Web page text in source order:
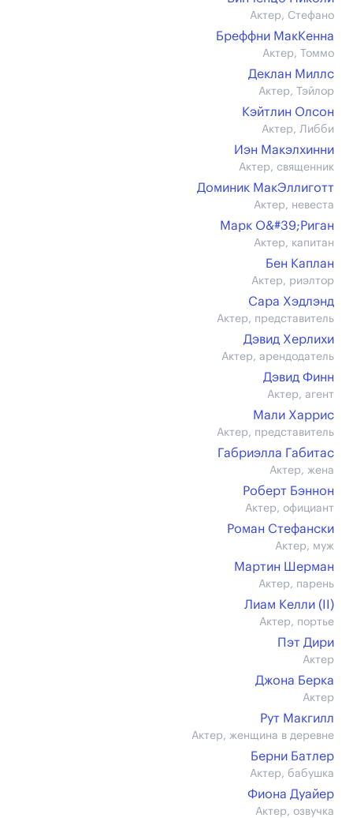
Актер, Стефано
Бреффни МакКенна
Актер, Томмо
Деклан Миллс
Актер, Тэйлор
Кэйтлин Олсон
Актер, Либби
Иэн Макэлхинни
Актер, священник
Доминик МакЭллиготт
Актер, невеста
Марк О&#39;Риган
Актер, капитан
Бен Каплан
Актер, риэлтор
Сара Хэдлэнд
Актер, представитель
Дэвид Херлихи
Актер, арендодатель
Дэвид Финн
Актер, агент
Мали Харрис
Актер, представитель
Габриэлла Габитас
Актер, жена
Роберт Бэннон
Актер, официант
Роман Стефански
Актер, муж
Мартин Шерман
Актер, парень
Лиам Келли (II)
Актер, портье
Пэт Дири
Актер
Джона Берка
Актер
Рут Макгилл
Актер, женщина в деревне
Берни Батлер
Актер, бабушка
Фиона Дуайер
Актер, озвучка